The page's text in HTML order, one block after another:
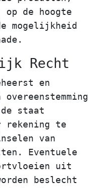
de hoogte
mogelijkheid
Recht
en
staat
rekening te
van
Eventuele
uit
beslecht